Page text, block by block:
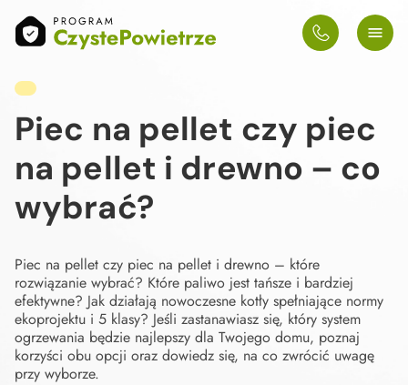
Piec na pellet czy piec
na pellet i drewno – co
wybrać?
Piec na pellet czy piec na pellet i drewno – które
rozwiązanie wybrać? Które paliwo jest tańsze i bardziej
efektywne? Jak działają nowoczesne kotły spełniające normy
ekoprojektu i 5 klasy? Jeśli zastanawiasz się, który system
ogrzewania będzie najlepszy dla Twojego domu, poznaj
korzyści obu opcji oraz dowiedz się, na co zwrócić uwagę
przy wyborze.